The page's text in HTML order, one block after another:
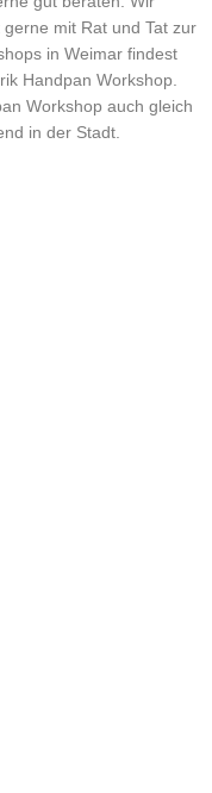
mit Rat und Tat zur
in Weimar findest
Handpan Workshop.
Workshop auch gleich
in der Stadt.